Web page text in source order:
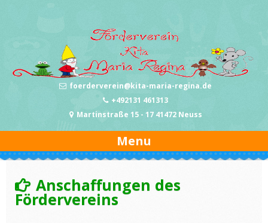
foerderverein@kita-maria-regina.de
+492131 461313
Martinstraße 15 - 17 41472 Neuss
Menu
Anschaffungen des
Fördervereins